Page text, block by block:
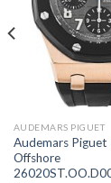
AUDEMARS PIGUET
Audemars Piguet
Offshore